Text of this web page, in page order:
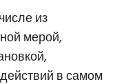
из
мерой,
в самом